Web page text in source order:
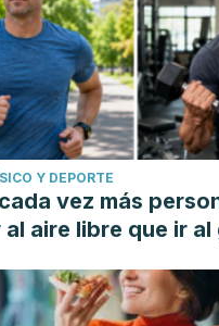
Y DEPORTE
vez más
aire libre que ir al